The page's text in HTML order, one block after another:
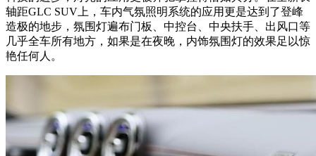
轴距GLC SUV上，车内气氛照明系统的应用更是达到了登峰
造极的地步，氛围灯遍布门板、中控台、中央扶手、出风口等
几乎全车所有地方，如果是在夜晚，内饰氛围灯的效果足以惊
艳任何人。